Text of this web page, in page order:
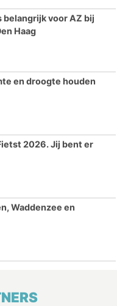
belangrijk voor AZ bij
Haag
en droogte houden
2026. Jij bent er
Waddenzee en